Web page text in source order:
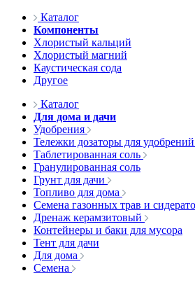
Каталог
Компоненты
Хлористый кальций
Хлористый магний
Каустическая сода
Другое
Каталог
Для дома и дачи
Удобрения
Тележки дозаторы для
Таблетированная соль
Гранулированная соль
Грунт для дачи
Топливо для дома
Семена газонных трав и
Дренаж керамзитовый
Контейнеры и баки для мусора
Тент для дачи
Для дома
Семена